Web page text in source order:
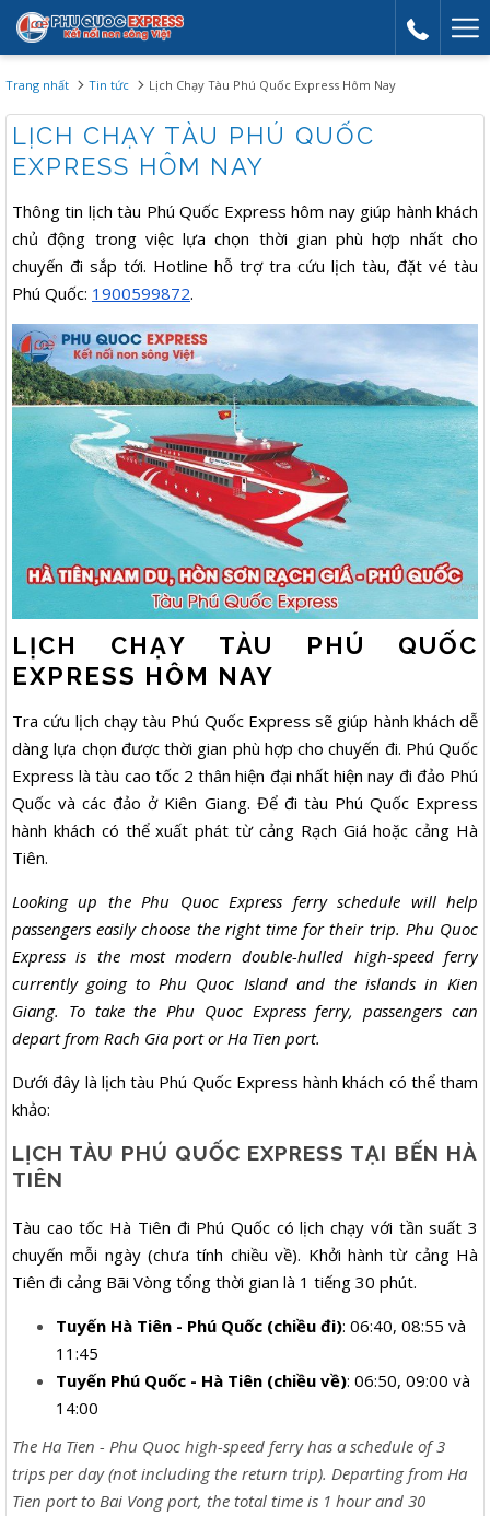
Trang nhất Tin tức Lịch Chạy Tàu Phú Quốc Express Hôm Nay
LỊCH CHẠY TÀU PHÚ QUỐC
EXPRESS HÔM NAY
Thông tin lịch tàu Phú Quốc Express hôm nay giúp hành khách
chủ động trong việc lựa chọn thời gian phù hợp nhất cho
chuyến đi sắp tới. Hotline hỗ trợ tra cứu lịch tàu, đặt vé tàu
Phú Quốc: 1900599872.
LỊCH CHẠY TÀU PHÚ QUỐC
EXPRESS HÔM NAY
Tra cứu lịch chạy tàu Phú Quốc Express sẽ giúp hành khách dễ
dàng lựa chọn được thời gian phù hợp cho chuyến đi. Phú Quốc
Express là tàu cao tốc 2 thân hiện đại nhất hiện nay đi đảo Phú
Quốc và các đảo ở Kiên Giang. Để đi tàu Phú Quốc Express
hành khách có thể xuất phát từ cảng Rạch Giá hoặc cảng Hà
Tiên.
Looking up the Phu Quoc Express ferry schedule will help
passengers easily choose the right time for their trip. Phu Quoc
Express is the most modern double-hulled high-speed ferry
currently going to Phu Quoc Island and the islands in Kien
Giang. To take the Phu Quoc Express ferry, passengers can
depart from Rach Gia port or Ha Tien port.
Dưới đây là lịch tàu Phú Quốc Express hành khách có thể tham
khảo:
LỊCH TÀU PHÚ QUỐC EXPRESS TẠI BẾN HÀ
TIÊN
Tàu cao tốc Hà Tiên đi Phú Quốc có lịch chạy với tần suất 3
chuyến mỗi ngày (chưa tính chiều về). Khởi hành từ cảng Hà
Tiên đi cảng Bãi Vòng tổng thời gian là 1 tiếng 30 phút.
Tuyến Hà Tiên - Phú Quốc (chiều đi): 06:40, 08:55 và
11:45
Tuyến Phú Quốc - Hà Tiên (chiều về): 06:50, 09:00 và
14:00
The Ha Tien - Phu Quoc high-speed ferry has a schedule of 3
trips per day (not including the return trip). Departing from Ha
Tien port to Bai Vong port, the total time is 1 hour and 30